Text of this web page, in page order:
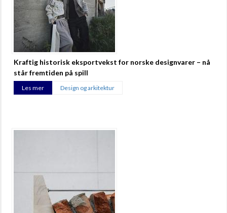
Kraftig historisk eksportvekst for norske designvarer – nå
står fremtiden på spill
Les mer Design og arkitektur